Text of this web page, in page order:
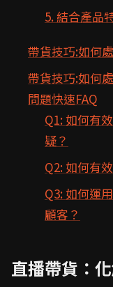
5. 結合產品
帶貨技巧:如何
帶貨技巧:如何
問題快速FAQ
Q1: 如何有
疑？
Q2: 如何有
Q3: 如何運
顧客？
直播帶貨：